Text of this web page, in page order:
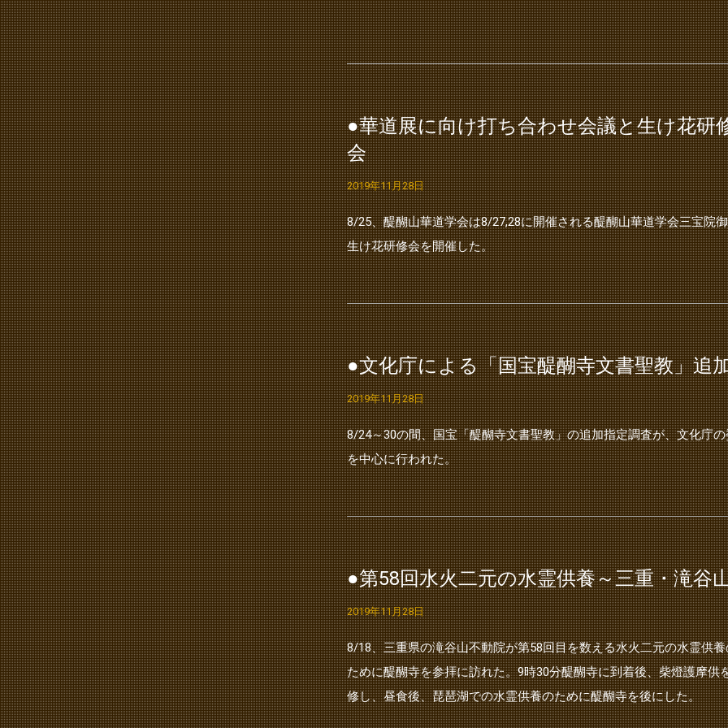
●華道展に向け打ち合わせ会議と生け花研
会
2019年11月28日
8/25、醍醐山華道学会は8/27,28に開催される醍醐山華道学会三宝院
生け花研修会を開催した。
●文化庁による「国宝醍醐寺文書聖教」追
2019年11月28日
8/24～30の間、国宝「醍醐寺文書聖教」の追加指定調査が、文化庁
を中心に行われた。
●第58回水火二元の水霊供養～三重・滝谷
2019年11月28日
8/18、三重県の滝谷山不動院が第58回目を数える水火二元の水霊供養
ために醍醐寺を参拝に訪れた。9時30分醍醐寺に到着後、柴燈護摩供
修し、昼食後、琵琶湖での水霊供養のために醍醐寺を後にした。